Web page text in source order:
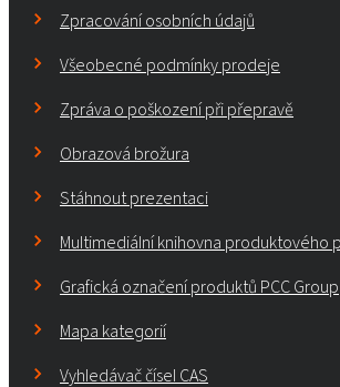
Zpracování osobních údajů
Všeobecné podmínky prodeje
Zpráva o poškození při přepravě
Obrazová brožura
Stáhnout prezentaci
Multimediální knihovna produktového
Grafická označení produktů PCC Group
Mapa kategorií
Vyhledávač čísel CAS